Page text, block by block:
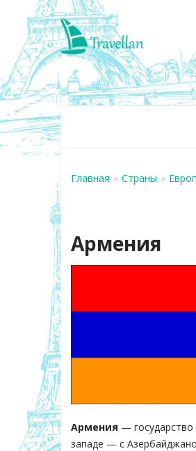
Главная » Страны »
Армения
Армения — государство
западе — с